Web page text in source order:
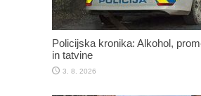
Policijska kronika: Alkohol,
in tatvine
3. 8. 2026